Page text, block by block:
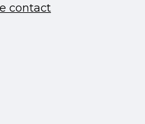
contact